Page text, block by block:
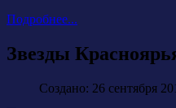
Подробнее...
Звезды
Создано: 26 сентября